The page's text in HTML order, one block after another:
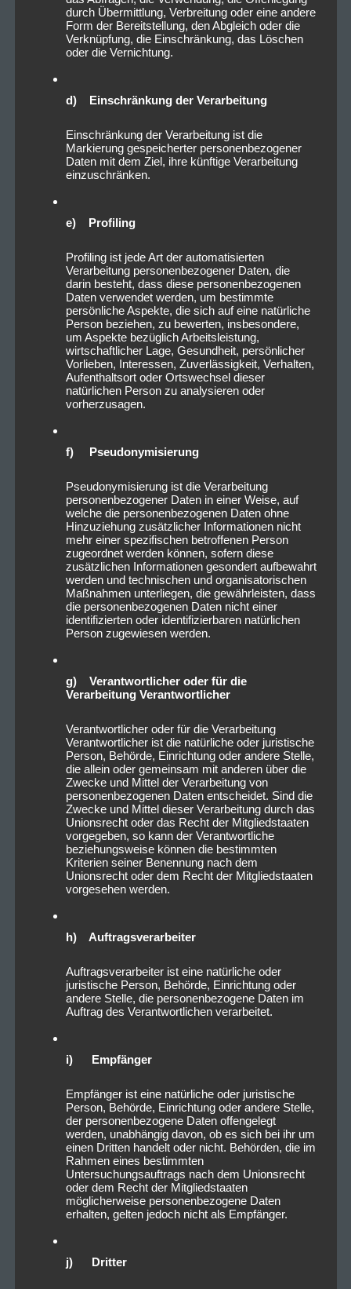
durch Übermittlung, Verbreitung oder eine andere
Form der Bereitstellung, den Abgleich oder die
Verknüpfung, die Einschränkung, das Löschen
oder die Vernichtung.
d) Einschränkung der Verarbeitung
Einschränkung der Verarbeitung ist die
Markierung gespeicherter personenbezogener
Daten mit dem Ziel, ihre künftige Verarbeitung
einzuschränken.
e) Profiling
Profiling ist jede Art der automatisierten
Verarbeitung personenbezogener Daten, die
darin besteht, dass diese personenbezogenen
Daten verwendet werden, um bestimmte
persönliche Aspekte, die sich auf eine natürliche
Person beziehen, zu bewerten, insbesondere,
um Aspekte bezüglich Arbeitsleistung,
wirtschaftlicher Lage, Gesundheit, persönlicher
Vorlieben, Interessen, Zuverlässigkeit, Verhalten,
Aufenthaltsort oder Ortswechsel dieser
natürlichen Person zu analysieren oder
vorherzusagen.
f) Pseudonymisierung
Pseudonymisierung ist die Verarbeitung
personenbezogener Daten in einer Weise, auf
welche die personenbezogenen Daten ohne
Hinzuziehung zusätzlicher Informationen nicht
mehr einer spezifischen betroffenen Person
zugeordnet werden können, sofern diese
zusätzlichen Informationen gesondert aufbewahrt
werden und technischen und organisatorischen
Maßnahmen unterliegen, die gewährleisten, dass
die personenbezogenen Daten nicht einer
identifizierten oder identifizierbaren natürlichen
Person zugewiesen werden.
g) Verantwortlicher oder für die
Verarbeitung Verantwortlicher
Verantwortlicher oder für die Verarbeitung
Verantwortlicher ist die natürliche oder juristische
Person, Behörde, Einrichtung oder andere Stelle,
die allein oder gemeinsam mit anderen über die
Zwecke und Mittel der Verarbeitung von
personenbezogenen Daten entscheidet. Sind die
Zwecke und Mittel dieser Verarbeitung durch das
Unionsrecht oder das Recht der Mitgliedstaaten
vorgegeben, so kann der Verantwortliche
beziehungsweise können die bestimmten
Kriterien seiner Benennung nach dem
Unionsrecht oder dem Recht der Mitgliedstaaten
vorgesehen werden.
h) Auftragsverarbeiter
Auftragsverarbeiter ist eine natürliche oder
juristische Person, Behörde, Einrichtung oder
andere Stelle, die personenbezogene Daten im
Auftrag des Verantwortlichen verarbeitet.
i) Empfänger
Empfänger ist eine natürliche oder juristische
Person, Behörde, Einrichtung oder andere Stelle,
der personenbezogene Daten offengelegt
werden, unabhängig davon, ob es sich bei ihr um
einen Dritten handelt oder nicht. Behörden, die im
Rahmen eines bestimmten
Untersuchungsauftrags nach dem Unionsrecht
oder dem Recht der Mitgliedstaaten
möglicherweise personenbezogene Daten
erhalten, gelten jedoch nicht als Empfänger.
j) Dritter